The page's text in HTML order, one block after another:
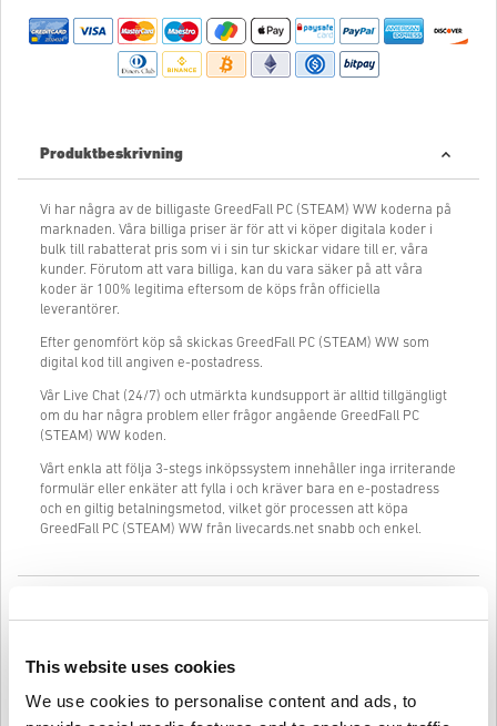
This website uses cookies
We use cookies to personalise content and ads, to
Produktbeskrivning
Vi har några av de billigaste GreedFall PC (STEAM) WW koderna på
marknaden. Våra billiga priser är för att vi köper digitala koder i
bulk till rabatterat pris som vi i sin tur skickar vidare till er, våra
kunder. Förutom att vara billiga, kan du vara säker på att våra
koder är 100% legitima eftersom de köps från officiella
leverantörer.
Efter genomfört köp så skickas GreedFall PC (STEAM) WW som
digital kod till angiven e-postadress.
Vår Live Chat (24/7) och utmärkta kundsupport är alltid tillgängligt
om du har några problem eller frågor angående GreedFall PC
(STEAM) WW koden.
Vårt enkla att följa 3-stegs inköpssystem innehåller inga irriterande
formulär eller enkäter att fylla i och kräver bara en e-postadress
och en giltig betalningsmetod, vilket gör processen att köpa
GreedFall PC (STEAM) WW från livecards.net snabb och enkel.
Pre-Orderprodukter kommer att levereras före eller på